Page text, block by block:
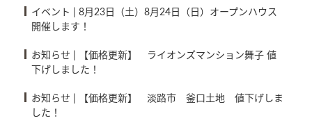
イベント | 8月23日（土）8月24日（日）オープンハウス
開催します！
お知らせ | 【価格更新】 ライオンズマンション舞子 値
下げしました！
お知らせ | 【価格更新】 淡路市 釜口土地 値下げしま
した！